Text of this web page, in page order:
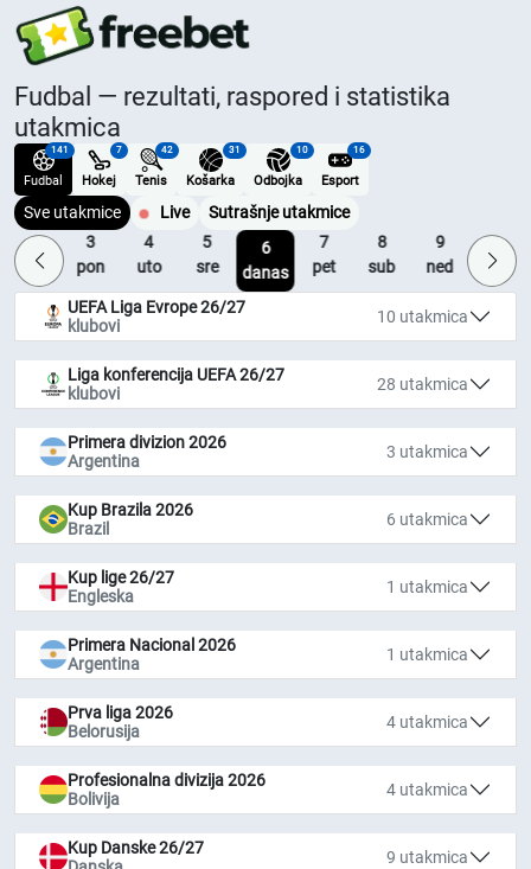
Fudbal — rezultati, raspored i statistika
utakmica
141
Fudbal
7
Hokej
42
Tenis
31
Košarka
10
Odbojka
16
Esport
Sve utakmice Live
Sutrašnje utakmice
2
ned
3
pon
4
uto
5
sre
6
danas
7
pet
8
sub
9
ned
10
pon
UEFA Liga Evrope 26/27
klubovi
10 utakmica
Liga konferencija UEFA 26/27
klubovi
28 utakmica
Primera divizion 2026
Argentina
3 utakmica
Kup Brazila 2026
Brazil
6 utakmica
Kup lige 26/27
Engleska
1 utakmica
Primera Nacional 2026
Argentina
1 utakmica
Prva liga 2026
Belorusija
4 utakmica
Profesionalna divizija 2026
Bolivija
4 utakmica
Kup Danske 26/27
9 utakmica